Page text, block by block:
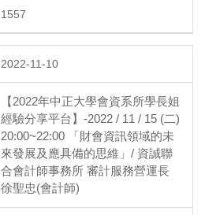
1557
2022-11-10
【2022年中正大學會資系所學長姐
經驗分享平台】-2022 / 11 / 15 (二)
20:00~22:00 「財會資訊領域的未
來發展及應具備的思維」/ 資誠聯
合會計師事務所 審計服務營運長
徐聖忠(會計師)